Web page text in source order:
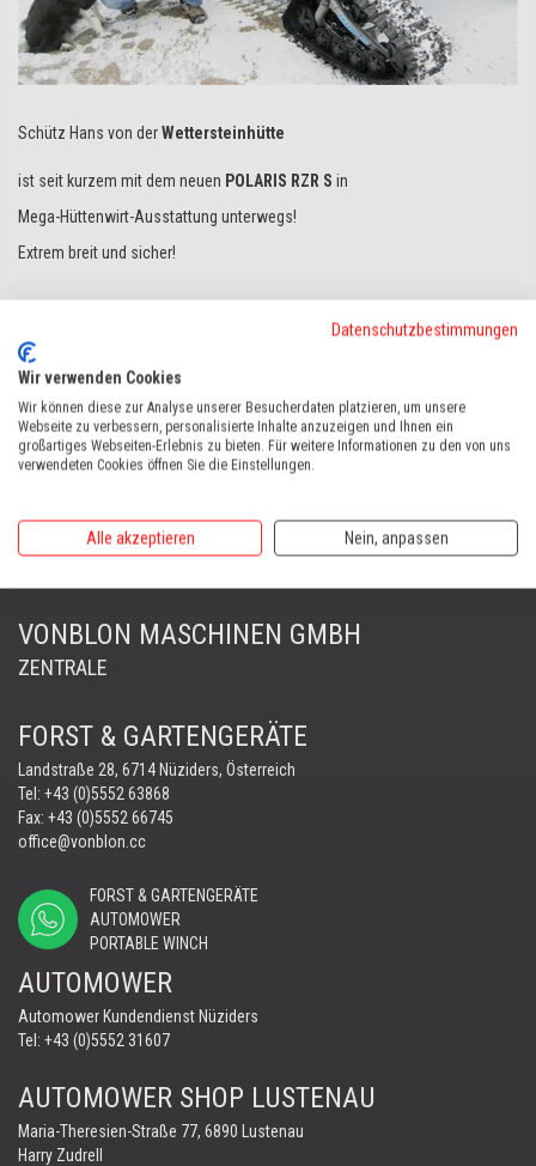
Schütz Hans von derWettersteinhütte
ist seit kurzem mit dem neuen POLARIS RZR S in
Mega-Hüttenwirt-Ausstattung unterwegs!
Extrem breit und sicher!
mit großer Alu-Ladepritsche hinten.
zurück weiter
VONBLON UNSERE KUNDEN SCHÜTZ HANS
VONBLON MASCHINEN GMBH
ZENTRALE
FORST & GARTENGERÄTE
Landstraße 28, 6714 Nüziders, Österreich
Tel: +43 (0)5552 63868
Fax: +43 (0)5552 66745
office@vonblon.cc
FORST & GARTENGERÄTE
AUTOMOWER
PORTABLE WINCH
AUTOMOWER
Automower Kundendienst Nüziders
Tel: +43 (0)5552 31607
AUTOMOWER SHOP LUSTENAU
Maria-Theresien-Straße 77, 6890 Lustenau
Harry Zudrell
Datenschutzbestimmungen
Wir verwenden Cookies
Wir können diese zur Analyse unserer Besucherdaten platzieren, um unsere
Webseite zu verbessern, personalisierte Inhalte anzuzeigen und Ihnen ein
großartiges Webseiten-Erlebnis zu bieten. Für weitere Informationen zu den von uns
verwendeten Cookies öffnen Sie die Einstellungen.
Alle akzeptieren Nein, anpassen